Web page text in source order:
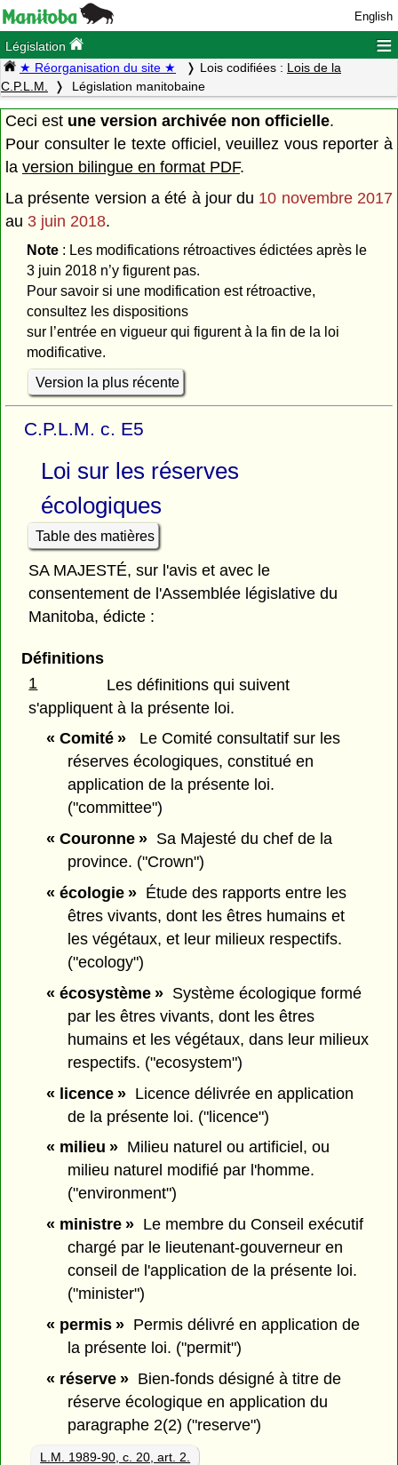
English
Législation ≡
★ Réorganisation du site ★ Lois codifiées : Lois de la
C.P.L.M.
Législation manitobaine
Ceci est une version archivée non officielle.
Pour consulter le texte officiel, veuillez vous reporter à
la version bilingue en format PDF.
La présente version a été à jour du 10 novembre 2017
au 3 juin 2018.
Note: Les modifications rétroactives édictées après le
3 juin 2018 n’y figurent pas.
Pour savoir si une modification est rétroactive,
consultez les dispositions
sur l’entrée en vigueur qui figurent à la fin de la loi
modificative.
Version la plus récente
C.P.L.M. c. E5
Loi sur les réserves
écologiques
Table des matières
SA MAJESTÉ, sur l'avis et avec le
consentement de l'Assemblée législative du
Manitoba, édicte :
Définitions
1
Les définitions qui suivent
s'appliquent à la présente loi.
« Comité »Le Comité consultatif sur les
réserves écologiques, constitué en
application de la présente loi.
("committee")
« Couronne »Sa Majesté du chef de la
province. ("Crown")
« écologie »Étude des rapports entre les
êtres vivants, dont les êtres humains et
les végétaux, et leur milieux respectifs.
("ecology")
« écosystème »Système écologique formé
par les êtres vivants, dont les êtres
humains et les végétaux, dans leur milieux
respectifs. ("ecosystem")
« licence »Licence délivrée en application
de la présente loi. ("licence")
« milieu »Milieu naturel ou artificiel, ou
milieu naturel modifié par l'homme.
("environment")
« ministre »Le membre du Conseil exécutif
chargé par le lieutenant-gouverneur en
conseil de l'application de la présente loi.
("minister")
« permis »Permis délivré en application de
la présente loi. ("permit")
« réserve »Bien-fonds désigné à titre de
réserve écologique en application du
paragraphe 2(2) ("reserve")
L.M. 1989-90, c. 20, art. 2.